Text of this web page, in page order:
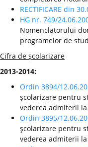
RECTIFICARE din
HG nr. 749/
Nomenclatorului
programelor de
Cifra de şcolarizare
2013-2014:
Ordin 3894/
şcolarizare pentru
vederea admiterii
Ordin 3895/
şcolarizare pentru
vederea admiterii